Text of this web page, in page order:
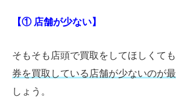
【① 店舗が少ない】
そもそも店頭で買取をしてほしくても
券を買取している店舗が少ないのが
しょう。